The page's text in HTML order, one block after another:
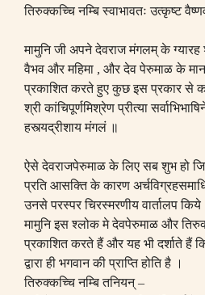
तिरुक्कच्चि नम्बि स्वाभावतः उत्कृष्ट
मामुनि जी अपने देवराज मंगलम् के
वैभव और महिमा , और देव पेरुमाळ के
प्रकाशित करते हुए कुछ इस प्रकार से
श्री कांचिपूर्णमिश्रेण प्रीत्या
हस्त्यद्रीशाय मंगलं ॥
ऐसे देवराजपेरुमाळ के लिए सब शुभ हो
प्रति आसक्ति के कारण
उनसे परस्पर चिरस्मरणीय वार्तालप किये
मामुनि इस श्लोक मे देवपेरुमाळ और
प्रकाशित करते हैं और यह भी दर्शाते हैं
द्वारा ही भगवान की प्राप्ति होति है ।
तिरुक्कच्चि नम्बि तनियन्–